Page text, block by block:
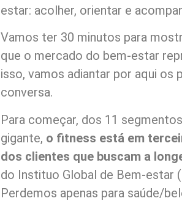
estar: acolher, orientar e
Vamos ter 30 minutos para
que o mercado do bem-estar
isso, vamos adiantar por aqui os
conversa.
Para começar, dos 11
gigante, o fitness está em
dos clientes que buscam a
do Instituo Global de Bem-estar
Perdemos apenas para saúde/